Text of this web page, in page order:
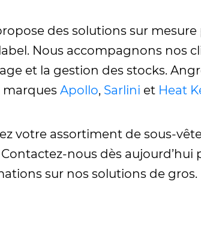
des solutions sur
Nous accompagnons nos
et la gestion des stocks.
marques Apollo, Sarlini et Heat
votre assortiment de sous-
Contactez-nous dès
sur nos solutions de gros.